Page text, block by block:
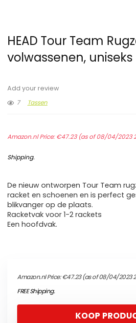
HEAD Tour Team
volwassenen, uniseks
Add your review
7
Tassen
Amazon.nl Price:€47.23(as of 08/04/2023
Shipping.
De nieuw ontworpen Tour Team
racket en schoenen en is perfect
blikvanger op de plaats.
Racketvak voor 1-2 rackets
Een hoofdvak.
Amazon.nl Price:€47.23(as of 08/04/2023
FREE Shipping.
KOOP